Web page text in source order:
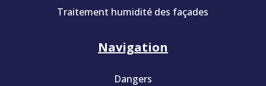
Traitement humidité des façades
Navigation
Dangers